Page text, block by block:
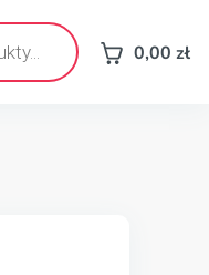
0,00 zł